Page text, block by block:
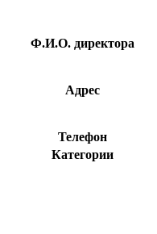
Ф.И.О. директора
Адрес
Телефон
Категории